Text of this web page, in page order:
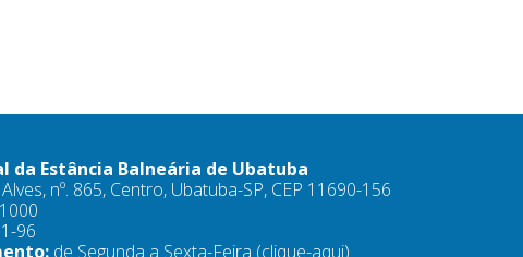
da Estância Balneária de Ubatuba
nº. 865, Centro, Ubatuba-SP, CEP 11690-156
96
de Segunda a Sexta-Feira (clique-aqui)